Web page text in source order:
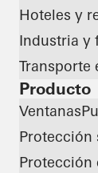
Hoteles y
Industria y
Transporte
Producto
Ventanas
Protección
Protección